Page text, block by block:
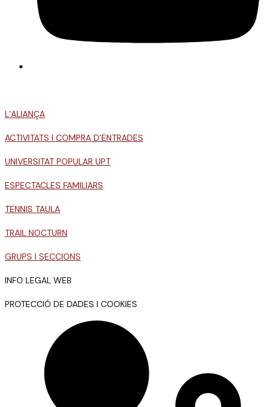
L’ALIANÇA
ACTIVITATS I COMPRA D’ENTRADES
UNIVERSITAT POPULAR UPT
ESPECTACLES FAMILIARS
TENNIS TAULA
TRAIL NOCTURN
GRUPS I SECCIONS
INFO LEGAL WEB
PROTECCIÓ DE DADES I COOKIES